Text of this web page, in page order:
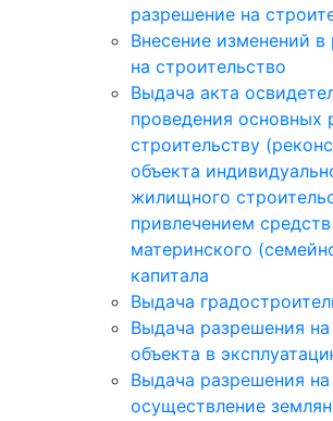
разрешение на
Внесение изменений
на строительство
Выдача акта
проведения основных
строительству
объекта
жилищного
привлечением средств
материнского
капитала
Выдача
Выдача разрешения
объекта в
Выдача разрешения на
осуществление